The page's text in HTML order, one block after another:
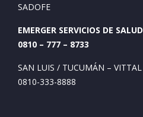
SADOFE
EMERGER SERVICIOS DE SALUD
0810 – 777 – 8733
SAN LUIS / TUCUMÁN – VITTAL
0810-333-8888